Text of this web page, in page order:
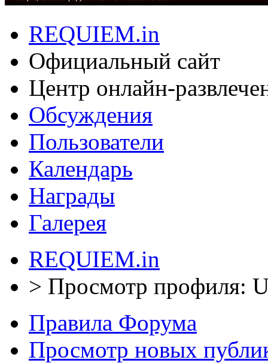
REQUIEM.in
Официальный сайт
Центр онлайн-
Обсуждения
Пользователи
Календарь
Награды
Галерея
REQUIEM.in
> Просмотр профиля:
Правила Форума
Просмотр новых